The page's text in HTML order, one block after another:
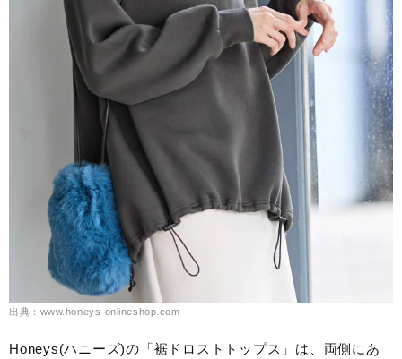
出典：www.honeys-onlineshop.com
Honeys(ハニーズ)の「裾ドロストトップス」は、両側にあ